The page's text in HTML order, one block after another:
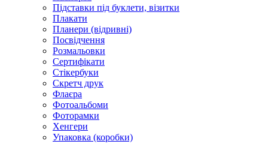
Підставки під буклети, візитки
Плакати
Планери (відривні)
Посвідчення
Розмальовки
Сертифікати
Стікербуки
Скретч друк
Флаєра
Фотоальбоми
Фоторамки
Хенгери
Упаковка (коробки)